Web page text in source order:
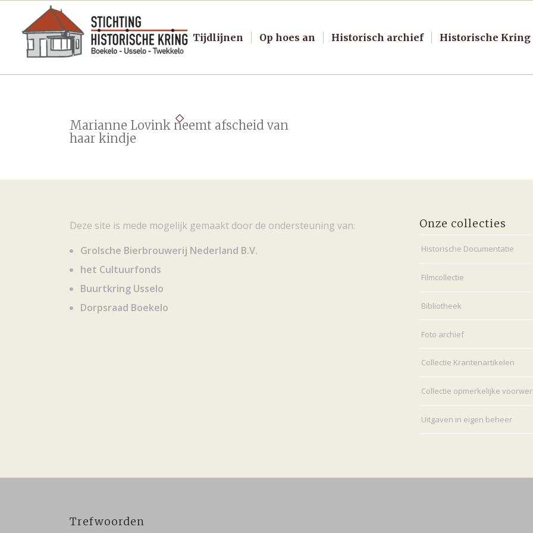
Tijdlijnen Op hoes an Historisch archief Historische Kring
Marianne Lovink neemt afscheid van
haar kindje
Deze site is mede mogelijk gemaakt door de ondersteuning van:
Grolsche Bierbrouwerij Nederland B.V.
het Cultuurfonds
Buurtkring Usselo
Dorpsraad Boekelo
Onze collecties
Historische Documentatie
Filmcollectie
Bibliotheek
Foto archief
Collectie Krantenartikelen
Collectie opmerkelijke
Uitgaven in eigen beheer
Trefwoorden